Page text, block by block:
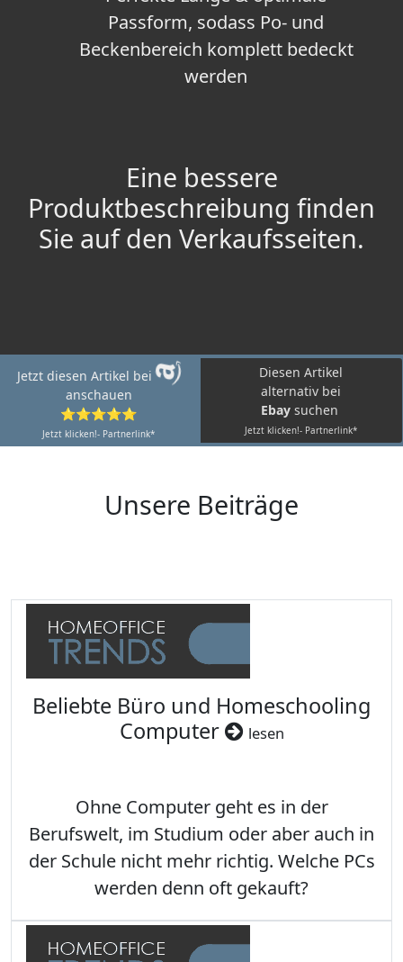
Passform, sodass Po- und
Beckenbereich komplett bedeckt
werden
Eine bessere
Produktbeschreibung finden
Sie auf den Verkaufsseiten.
Jetzt diesen Artikel bei
anschauen
⭐⭐⭐⭐⭐
Jetzt klicken!- Partnerlink*
Diesen Artikel
alternativ bei
Ebay suchen
Jetzt klicken!- Partnerlink*
Unsere Beiträge
Beliebte Büro und Homeschooling
Computer
lesen
Ohne Computer geht es in der
Berufswelt, im Studium oder aber auch in
der Schule nicht mehr richtig. Welche PCs
werden denn oft gekauft?